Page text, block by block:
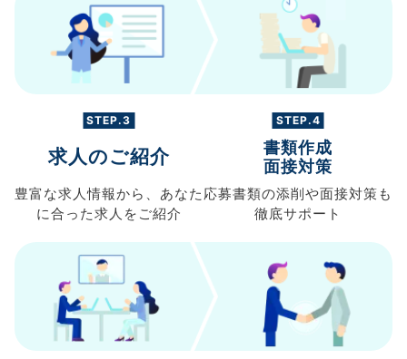
STEP.3
求人のご紹介
豊富な求人情報から、 あなた
に合った求人を ご紹介
STEP.4
書類作成
面接対策
応募書類の添削や面接対策も
徹底サポート